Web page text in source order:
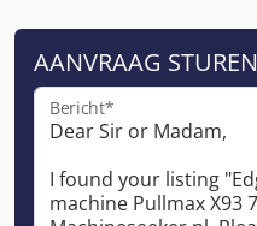
AANVRAAG STUREN
Bericht*